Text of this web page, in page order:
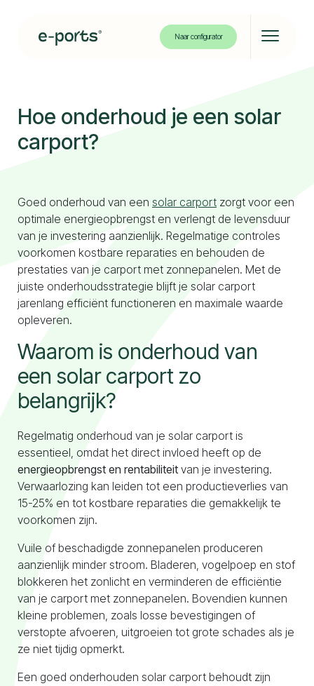
Naar configurator
Solar bikeport
Over ons
Kennisbank
Contact
Partners
Naar configurator
Hoe onderhoud je een solar
carport?
Goed onderhoud van een solar carport zorgt voor een
optimale energieopbrengst en verlengt de levensduur
van je investering aanzienlijk. Regelmatige controles
voorkomen kostbare reparaties en behouden de
prestaties van je carport met zonnepanelen. Met de
juiste onderhoudsstrategie blijft je solar carport
jarenlang efficiënt functioneren en maximale waarde
opleveren.
Waarom is onderhoud van
een solar carport zo
belangrijk?
Regelmatig onderhoud van je solar carport is
essentieel, omdat het direct invloed heeft op de
energieopbrengst en rentabiliteit van je investering.
Verwaarlozing kan leiden tot een productieverlies van
15-25% en tot kostbare reparaties die gemakkelijk te
voorkomen zijn.
Vuile of beschadigde zonnepanelen produceren
aanzienlijk minder stroom. Bladeren, vogelpoep en stof
blokkeren het zonlicht en verminderen de efficiëntie
van je carport met zonnepanelen. Bovendien kunnen
kleine problemen, zoals losse bevestigingen of
verstopte afvoeren, uitgroeien tot grote schades als je
ze niet tijdig opmerkt.
Een goed onderhouden solar carport behoudt zijn